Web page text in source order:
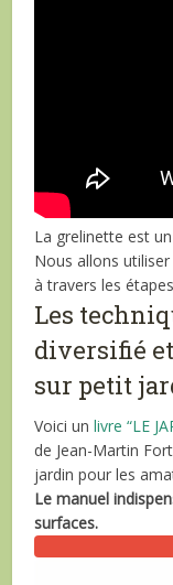
La grelinette est
Nous allons
à travers les
Les
diversifié
sur petit
Voici unlivre “LE
de Jean-Martin
jardin pour les
Le manuel
surfaces.